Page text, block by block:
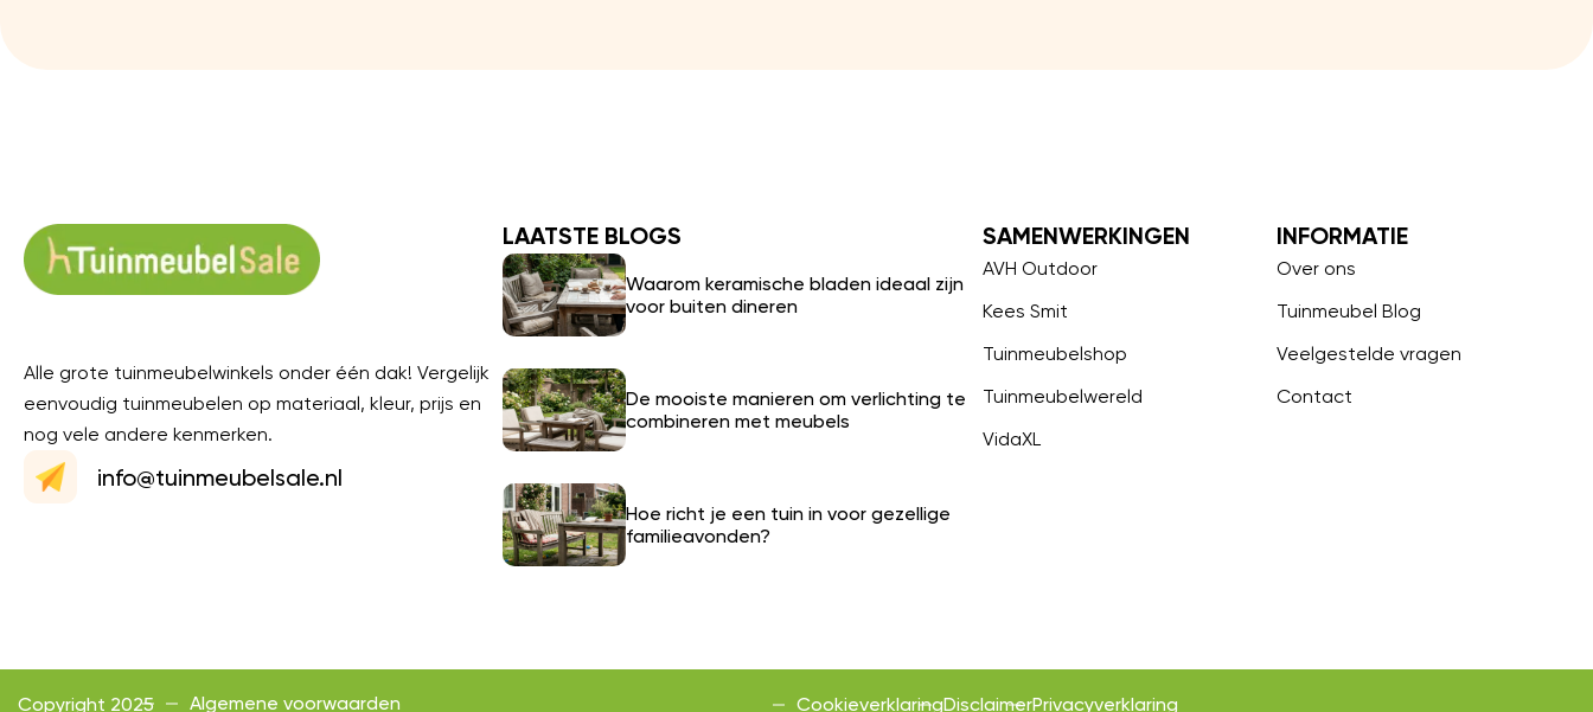
Alle grote tuinmeubelwinkels onder één dak! Vergelijk
eenvoudig tuinmeubelen op materiaal, kleur, prijs en
nog vele andere kenmerken.
info@tuinmeubelsale.nl
LAATSTE BLOGS
Waarom keramische bladen ideaal zijn
voor buiten dineren
De mooiste manieren om verlichting te
combineren met meubels
Hoe richt je een tuin in voor gezellige
familieavonden?
SAMENWERKINGEN
AVH Outdoor
Kees Smit
Tuinmeubelshop
Tuinmeubelwereld
VidaXL
INFORMATIE
Over ons
Tuinmeubel Blog
Veelgestelde vragen
Contact
Copyright 2025 Algemene voorwaarden CookieverklaringDisclaimerPrivacyverklaring